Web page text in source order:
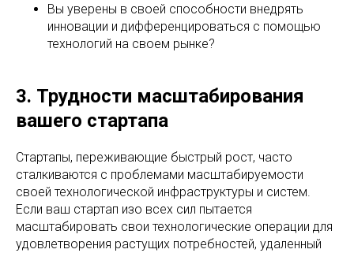
Вы уверены в своей способности внедрять
инновации и дифференцироваться с помощью
технологий на своем рынке?
3. Трудности масштабирования
вашего стартапа
Стартапы, переживающие быстрый рост, часто
сталкиваются с проблемами масштабируемости
своей технологической инфраструктуры и систем.
Если ваш стартап изо всех сил пытается
масштабировать свои технологические операции для
удовлетворения растущих потребностей, удаленный